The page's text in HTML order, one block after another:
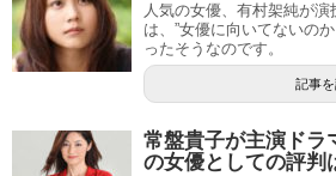
人気の女優、有村架純が
は、”女優に向いてないの
ったそうなのです。
記事
常盤貴子が主演ドラ
の女優としての評判